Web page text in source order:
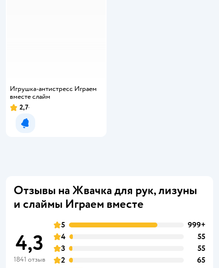
Игрушка-антистресс Играем
вместе слайм
Рейтинг:
2,7
Уведомить о появлении
Отзывы на Жвачка для рук, лизуны
и слаймы Играем вместе
4,3
1841 отзыв
5
999+
4
55
3
55
2
65